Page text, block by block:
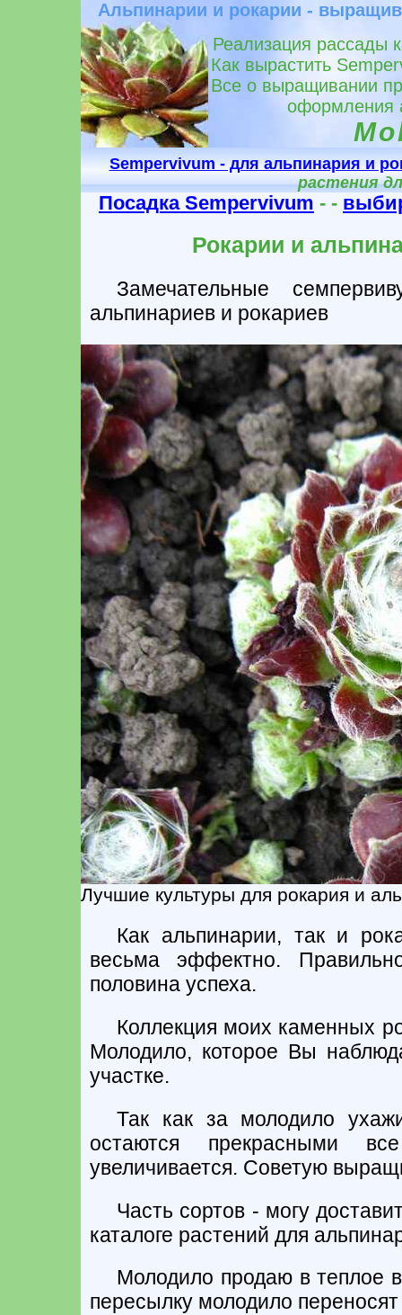
Альпинарии и рокарии -
Реализация рассады
Как вырастить
Все о выращивании
оформления
Sempervivum - для альпинария и
растения
Посадка Sempervivum - -
Рокарии и
Замечательные
альпинариев и рокариев
Лучшие культуры для рокария и
Как альпинарии, так и
весьма эффектно.
половина успеха.
Коллекция моих каменных
Молодило, которое Вы
участке.
Так как за молодило
остаются прекрасными
увеличивается. Советую
Часть сортов - могу
каталоге растений для
Молодило продаю в теплое
пересылку молодило